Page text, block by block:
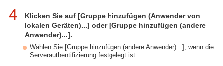
4
Klicken Sie auf [Gruppe hinzufügen (Anwender von
lokalen Geräten)...] oder [Gruppe hinzufügen (andere
Anwender)...].
Wählen Sie [Gruppe hinzufügen (andere Anwender)...], wenn die
Serverauthentifizierung festgelegt ist.